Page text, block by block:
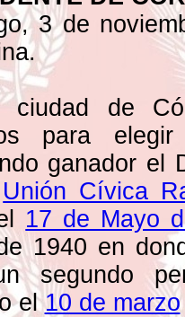
3 de
ciudad de
para elegir
ganador el
Unión Cívica
17 de Mayo
1940 en
segundo
el10 de marzo